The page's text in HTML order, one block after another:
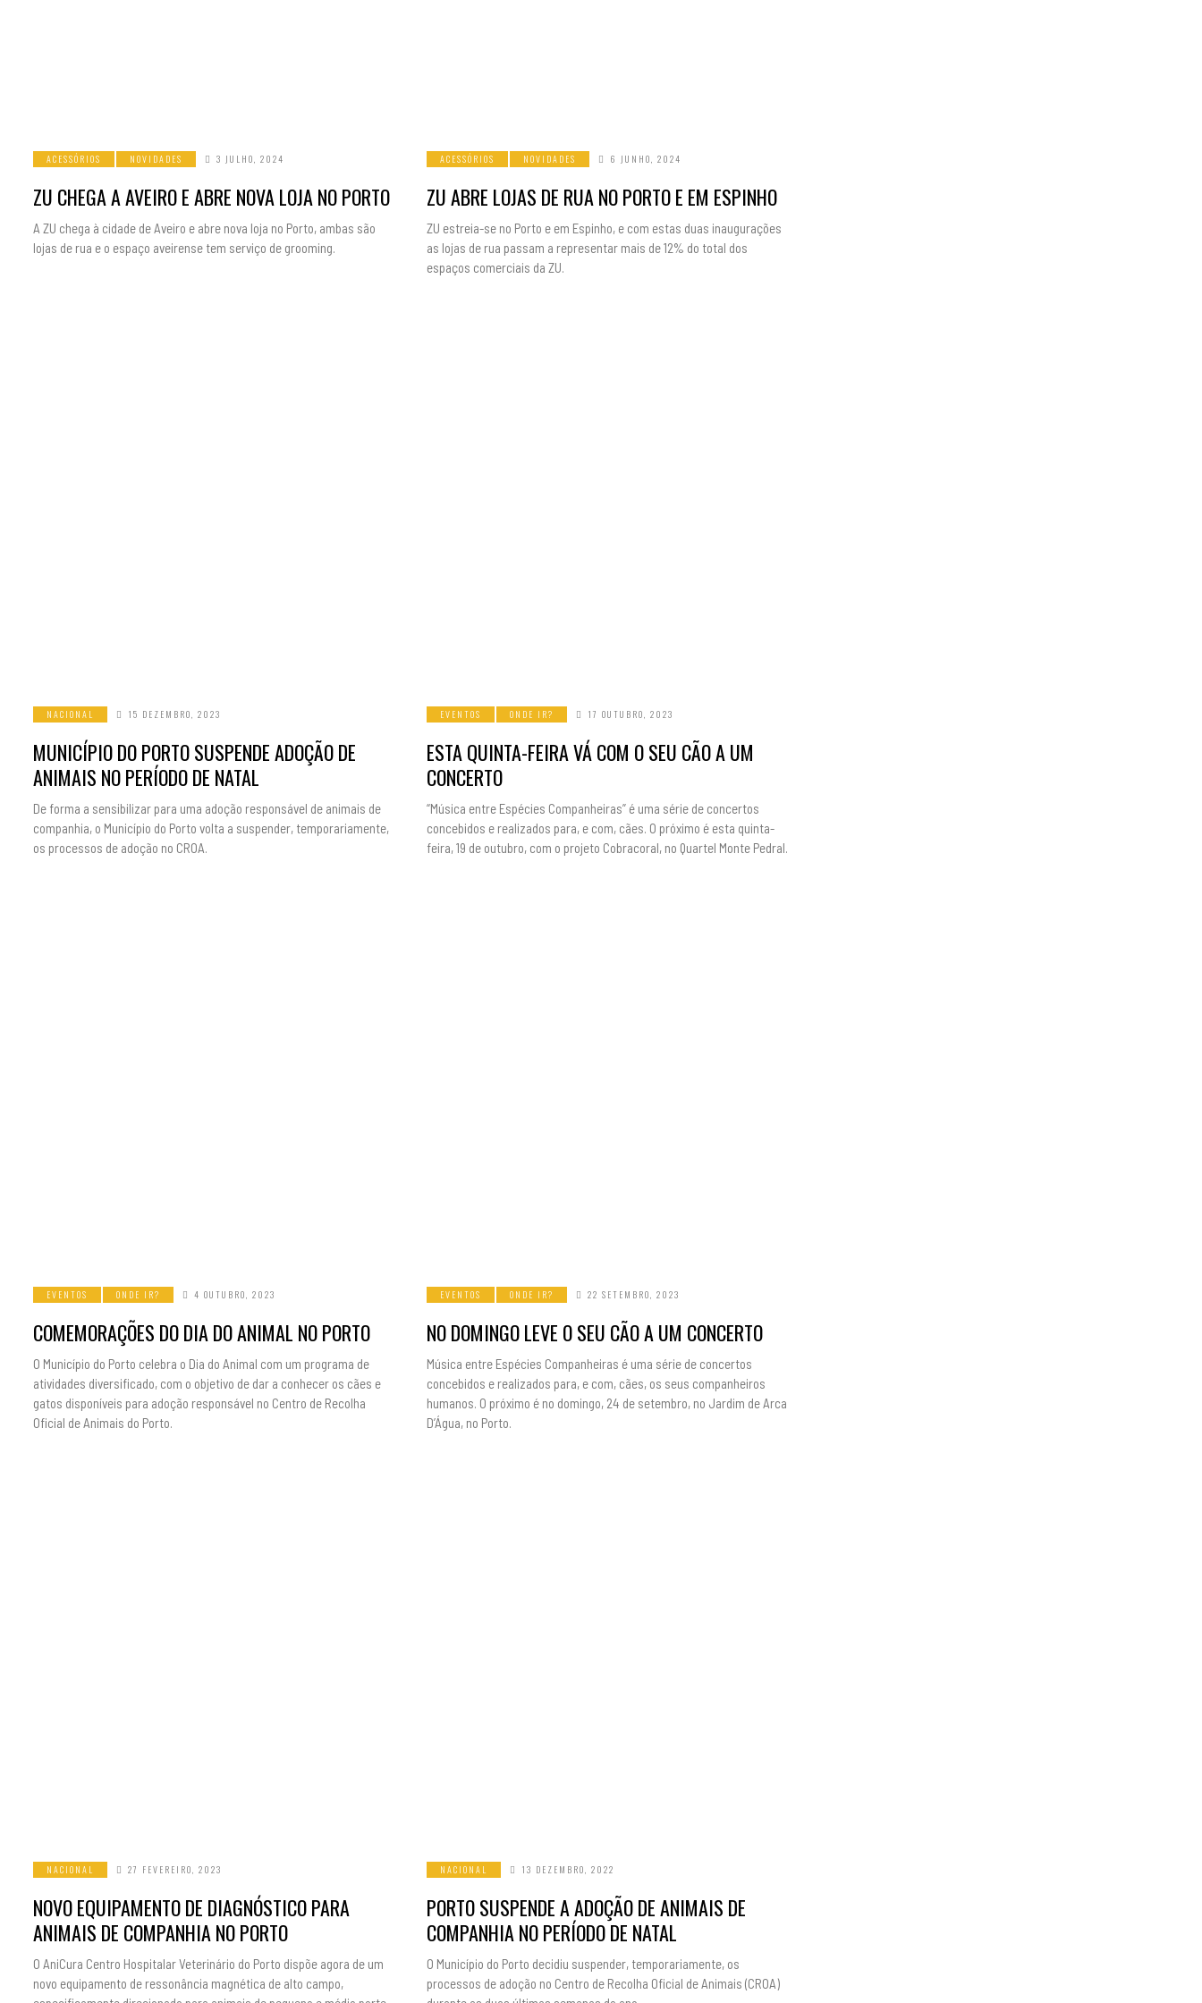
ACESSÓRIOS NOVIDADES 3 JULHO, 2024
ZU CHEGA A AVEIRO E ABRE NOVA LOJA NO PORTO
A ZU chega à cidade de Aveiro e abre nova loja no Porto, ambas são
lojas de rua e o espaço aveirense tem serviço de grooming.
ACESSÓRIOS NOVIDADES 6 JUNHO, 2024
ZU ABRE LOJAS DE RUA NO PORTO E EM ESPINHO
ZU estreia-se no Porto e em Espinho, e com estas duas inaugurações
as lojas de rua passam a representar mais de 12% do total dos
espaços comerciais da ZU.
NACIONAL 15 DEZEMBRO, 2023
MUNICÍPIO DO PORTO SUSPENDE ADOÇÃO DE
ANIMAIS NO PERÍODO DE NATAL
De forma a sensibilizar para uma adoção responsável de animais de
companhia, o Município do Porto volta a suspender, temporariamente,
os processos de adoção no CROA.
EVENTOS ONDE IR? 17 OUTUBRO, 2023
ESTA QUINTA-FEIRA VÁ COM O SEU CÃO A UM
CONCERTO
“Música entre Espécies Companheiras” é uma série de concertos
concebidos e realizados para, e com, cães. O próximo é esta quinta-
feira, 19 de outubro, com o projeto Cobracoral, no Quartel Monte Pedral.
EVENTOS ONDE IR? 4 OUTUBRO, 2023
COMEMORAÇÕES DO DIA DO ANIMAL NO PORTO
O Município do Porto celebra o Dia do Animal com um programa de
atividades diversificado, com o objetivo de dar a conhecer os cães e
gatos disponíveis para adoção responsável no Centro de Recolha
Oficial de Animais do Porto.
EVENTOS ONDE IR? 22 SETEMBRO, 2023
NO DOMINGO LEVE O SEU CÃO A UM CONCERTO
Música entre Espécies Companheiras é uma série de concertos
concebidos e realizados para, e com, cães, os seus companheiros
humanos. O próximo é no domingo, 24 de setembro, no Jardim de Arca
D’Água, no Porto.
NACIONAL 27 FEVEREIRO, 2023
NOVO EQUIPAMENTO DE DIAGNÓSTICO PARA
ANIMAIS DE COMPANHIA NO PORTO
O AniCura Centro Hospitalar Veterinário do Porto dispõe agora de um
novo equipamento de ressonância magnética de alto campo,
NACIONAL 13 DEZEMBRO, 2022
PORTO SUSPENDE A ADOÇÃO DE ANIMAIS DE
COMPANHIA NO PERÍODO DE NATAL
O Município do Porto decidiu suspender, temporariamente, os
processos de adoção no Centro de Recolha Oficial de Animais (CROA)